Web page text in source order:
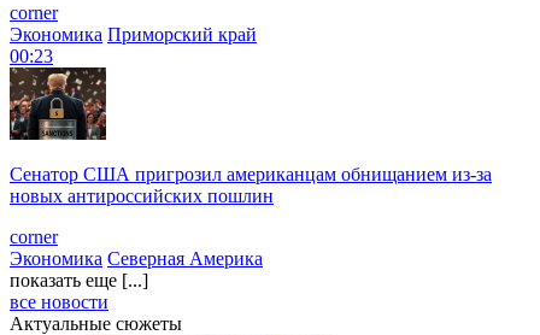
corner
Экономика Приморский край
00:23
Сенатор США пригрозил американцам обнищанием из-за
новых антироссийских пошлин
corner
Экономика Северная Америка
показать еще [...]
все новости
Актуальные сюжеты